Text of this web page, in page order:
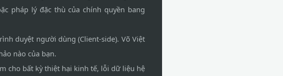
pháp lý đặc thù của chính quyền bang
duyệt người dùng (Client-side). Võ Việt
nào của bạn.
cho bất kỳ thiệt hại kinh tế, lỗi dữ liệu hệ